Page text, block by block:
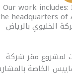
Our work
headquarters of
الخليوي بالرياض
لمشروع مقر شركة
الخاصة